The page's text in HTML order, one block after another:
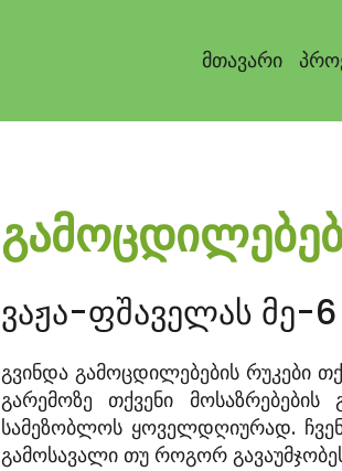
მთავარი
ვაჟა-ფშაველას მე-
გვინდა გამოცდილებების რუკები
გარემოზე თქვენი
სამეზობლოს ყოველდღიურად.
გამოსავალი თუ როგორ